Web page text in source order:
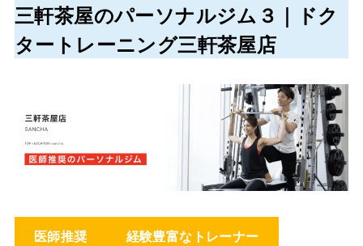
三軒茶屋のパーソナルジム３｜ドク
タートレーニング三軒茶屋店
医師推奨 経験豊富なトレーナー